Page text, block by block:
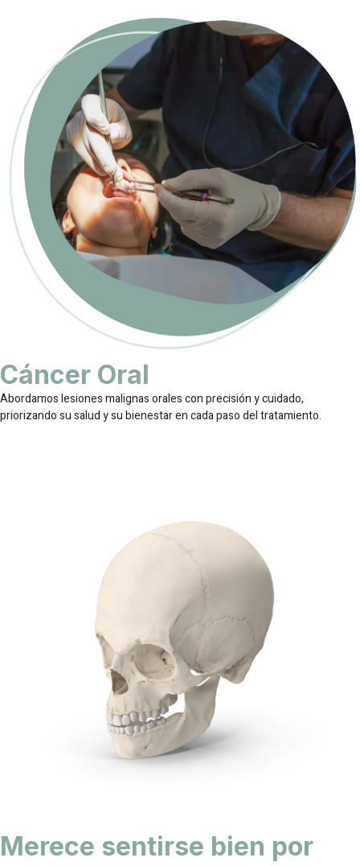
Cáncer Oral
Abordamos lesiones malignas orales con precisión y cuidado,
priorizando su salud y su bienestar en cada paso del tratamiento.
Merece sentirse bien por